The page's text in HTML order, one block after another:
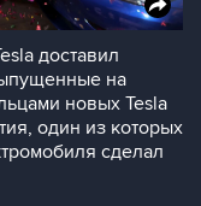
доставил
на
новых Tesla
один из которых
сделал